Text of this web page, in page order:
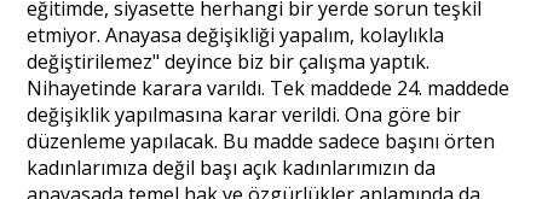
eğitimde, siyasette herhangi bir yerde sorun teşkil
etmiyor. Anayasa değişikliği yapalım, kolaylıkla
değiştirilemez" deyince biz bir çalışma yaptık.
Nihayetinde karara varıldı. Tek maddede 24. maddede
değişiklik yapılmasına karar verildi. Ona göre bir
düzenleme yapılacak. Bu madde sadece başını örten
kadınlarımıza değil başı açık kadınlarımızın da